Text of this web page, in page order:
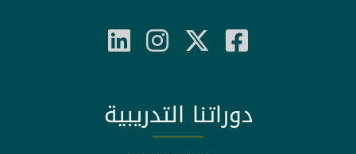
دوراتنا التدريبية